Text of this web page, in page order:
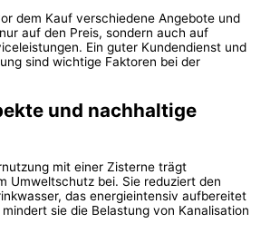
dem Kauf verschiedene Angebote und
auf den Preis, sondern auch auf
Ein guter Kundendienst und
sind wichtige Faktoren bei der
und nachhaltige
mit einer Zisterne trägt
Umweltschutz bei. Sie reduziert den
das energieintensiv aufbereitet
sie die Belastung von Kanalisation